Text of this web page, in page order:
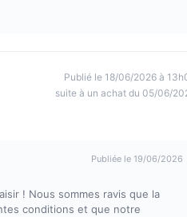
Publié le 18/06/2026 à
suite à un achat du 05/06/
Publiée le 19/06/2026
! Nous sommes ravis que la
conditions et que notre